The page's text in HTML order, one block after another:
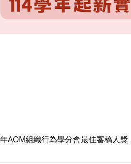
AOM組織行為學分會最佳審稿人獎